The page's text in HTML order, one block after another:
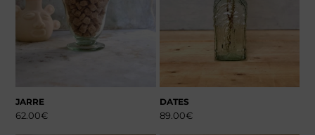
JARRE
62.00€
DATES
89.00€